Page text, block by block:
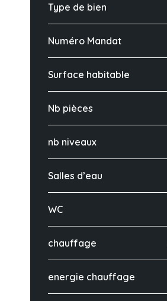
Type de bien
Numéro Mandat
Surface habitable
Nb pièces
nb niveaux
Salles d’eau
WC
chauffage
energie chauffage